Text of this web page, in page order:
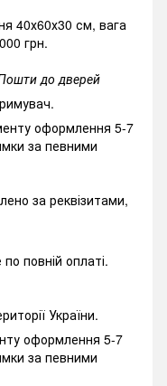
40х60х30 см, вага
грн.
до дверей
оформлення 5-7
за певними
за реквізитами,
повній оплаті.
України.
оформлення 5-7
за певними